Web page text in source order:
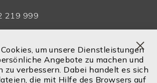
219 999
999 200
Bar
um unsere Dienstleistungen
Angebote zu machen und
zu verbessern. Dabei handelt es sich
die mit Hilfe des Browsers auf